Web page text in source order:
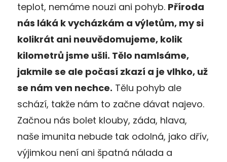
teplot, nemáme nouzi ani pohyb. Příroda
nás láká k vycházkám a výletům, my si
kolikrát ani neuvědomujeme, kolik
kilometrů jsme ušli. Tělo namlsáme,
jakmile se ale počasí zkazí a je vlhko, už
se nám ven nechce. Tělu pohyb ale
schází, takže nám to začne dávat najevo.
Začnou nás bolet klouby, záda, hlava,
naše imunita nebude tak odolná, jako dřív,
výjimkou není ani špatná nálada a